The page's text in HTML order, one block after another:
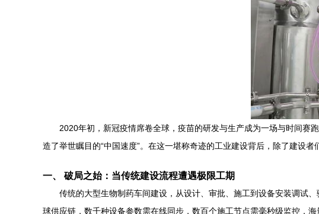
2020年初，新冠疫情席卷全球，疫苗的研发与生产成为一场与时间赛
造了举世瞩目的“中国速度”。在这一堪称奇迹的工业建设背后，除了建设
一、 破局之始：当传统建设流程遭遇极限工期
传统的大型生物制药车间建设，从设计、审批、施工到设备安装调试
球供应链，数千种设备参数需在线同步，数百个施工节点需毫秒级监控，